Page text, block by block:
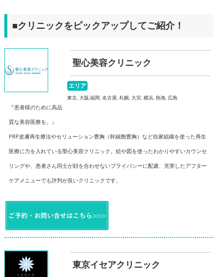
■クリニックをピックアップしてご紹介！
聖心美容クリニック
エリア
東京, 大阪,福岡, 名古屋, 札幌, 大宮, 横浜, 熱海, 広島
『患者様のために高品
質な美容医療を。』
PRP皮膚再生療法やセリューション豊胸（幹細胞豊胸）など自家組織を使った再生
医療に力を入れている聖心美容クリニック。絵や図を使ったわかりやすいカウンセ
リングや、患者さん同士が顔を合わせないプライバシーに配慮、充実したアフター
ケアメニューでも評判が良いクリニックです。
東京イセアクリニック